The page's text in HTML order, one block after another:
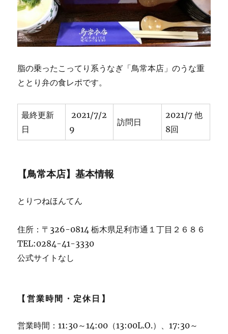
脂の乗ったこってり系うなぎ「鳥常本店」のうな重
ととり弁の食レポです。
最終更新
日
2021/7/2
9
訪問日
2021/7 他
8回
【鳥常本店】基本情報
とりつねほんてん
住所：〒326-0814 栃木県足利市通１丁目２６８６
TEL:0284-41-3330
公式サイトなし
【営業時間・定休日】
営業時間：11:30～14:00（13:00L.O.）、17:30～